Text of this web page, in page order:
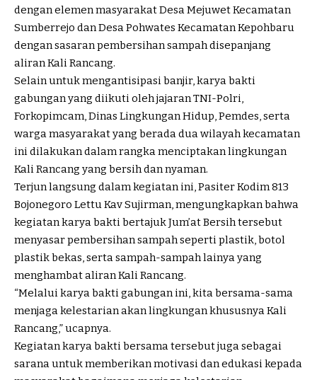
dengan elemen masyarakat Desa Mejuwet Kecamatan
Sumberrejo dan Desa Pohwates Kecamatan Kepohbaru
dengan sasaran pembersihan sampah disepanjang
aliran Kali Rancang.
Selain untuk mengantisipasi banjir, karya bakti
gabungan yang diikuti oleh jajaran TNI-Polri,
Forkopimcam, Dinas Lingkungan Hidup, Pemdes, serta
warga masyarakat yang berada dua wilayah kecamatan
ini dilakukan dalam rangka menciptakan lingkungan
Kali Rancang yang bersih dan nyaman.
Terjun langsung dalam kegiatan ini, Pasiter Kodim 813
Bojonegoro Lettu Kav Sujirman, mengungkapkan bahwa
kegiatan karya bakti bertajuk Jum’at Bersih tersebut
menyasar pembersihan sampah seperti plastik, botol
plastik bekas, serta sampah-sampah lainya yang
menghambat aliran Kali Rancang.
“Melalui karya bakti gabungan ini, kita bersama-sama
menjaga kelestarian akan lingkungan khususnya Kali
Rancang,” ucapnya.
Kegiatan karya bakti bersama tersebut juga sebagai
sarana untuk memberikan motivasi dan edukasi kepada